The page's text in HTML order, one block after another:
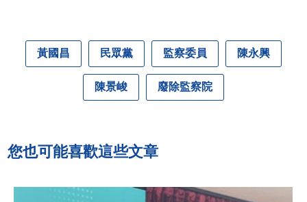
黃國昌 民眾黨 監察委員 陳永興
陳景峻 廢除監察院
您也可能喜歡這些文章